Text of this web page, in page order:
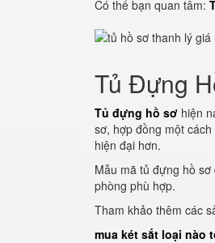
Có thể bạn quan tâm:
Tủ Đựng
Tủ đựng hồ sơ hiện
sơ, hợp đồng một
hiện đại hơn.
Mẫu mã tủ đựng hồ
phòng phù hợp.
Tham khảo thêm các
mua két sắt loại nào